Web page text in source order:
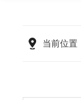
当前位置